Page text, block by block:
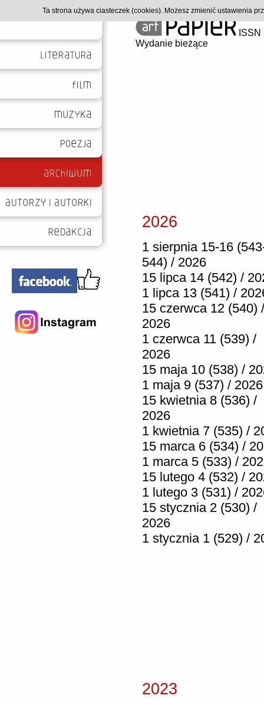
Wydanie bieżące
2026
1 sierpnia 15-16
544) / 2026
15 lipca 14 (542) /
1 lipca 13 (541) /
15 czerwca 12 (540) /
2026
1 czerwca 11 (539) /
2026
15 maja 10 (538) /
1 maja 9 (537) / 2026
15 kwietnia 8 (536) /
2026
1 kwietnia 7 (535) /
15 marca 6 (534) /
1 marca 5 (533) /
15 lutego 4 (532) /
1 lutego 3 (531) /
15 stycznia 2 (530) /
2026
1 stycznia 1 (529) /
2023
Ta strona używa ciasteczek (cookies). Możesz zmienić ustawienia